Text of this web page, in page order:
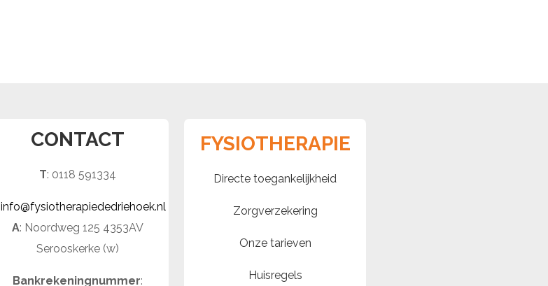
CONTACT
T: 0118 591334
info@fysiotherapiededriehoek.nl
A: Noordweg 125 4353AV
Serooskerke (w)
Bankrekeningnummer:
FYSIOTHERAPIE
Directe toegankelijkheid
Zorgverzekering
Onze tarieven
Huisregels